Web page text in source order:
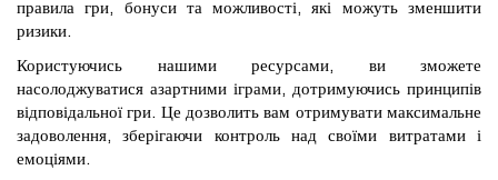
правила гри, бонуси та можливості, які можуть зменшити
ризики.
Користуючись нашими ресурсами, ви зможете
насолоджуватися азартними іграми, дотримуючись принципів
відповідальної гри. Це дозволить вам отримувати максимальне
задоволення, зберігаючи контроль над своїми витратами і
емоціями.